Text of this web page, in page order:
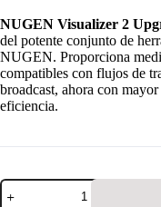
NUGEN Visualizer 2
del potente conjunto de
NUGEN. Proporciona
compatibles con flujos de
broadcast, ahora con
eficiencia.